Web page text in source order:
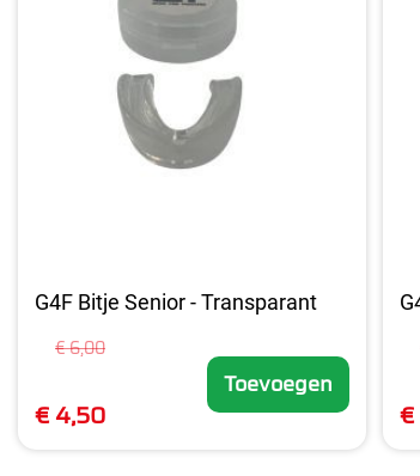
G4F Bitje Senior - Transparant
€ 6,00
€ 4,50
Toevoegen